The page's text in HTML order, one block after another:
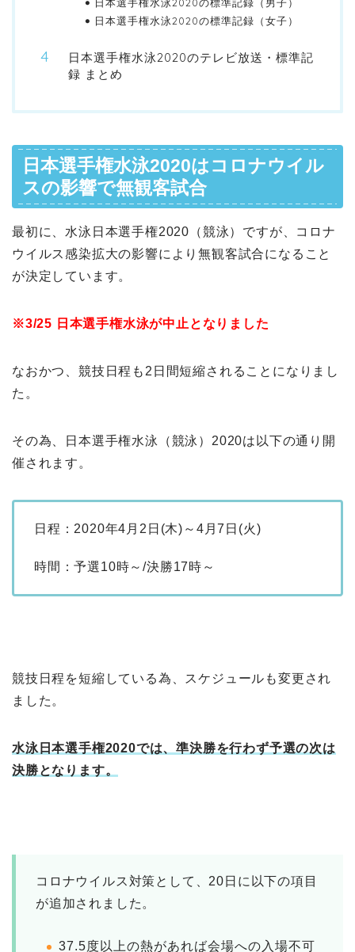
日本選手権水泳2020の標準記録（女子）
日本選手権水泳2020のテレビ放送・標準記
録 まとめ
日本選手権水泳2020はコロナウイル
スの影響で無観客試合
最初に、水泳日本選手権2020（競泳）ですが、コロナ
ウイルス感染拡大の影響により無観客試合になること
が決定しています。
※3/25 日本選手権水泳が中止となりました
なおかつ、競技日程も2日間短縮されることになりまし
た。
その為、日本選手権水泳（競泳）2020は以下の通り開
催されます。
日程：2020年4月2日(木)～4月7日(火)
時間：予選10時～/決勝17時～
競技日程を短縮している為、スケジュールも変更され
ました。
水泳日本選手権2020では、準決勝を行わず予選の次は
決勝となります。
コロナウイルス対策として、20日に以下の項目
が追加されました。
37.5度以上の熱があれば会場への入場不可